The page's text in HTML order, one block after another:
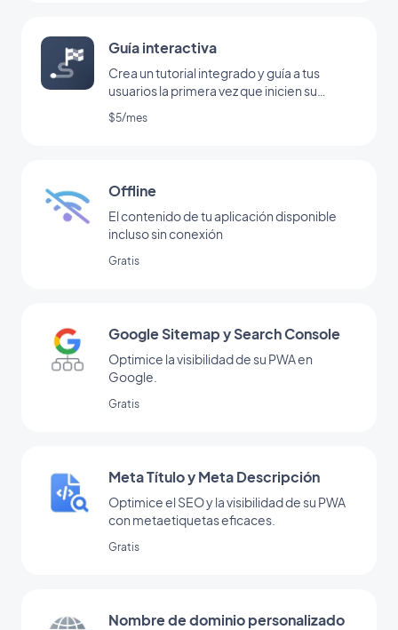
Guía interactiva
Crea un tutorial integrado y guía a tus
usuarios la primera vez que inicien su
aplicación
$5/mes
Offline
El contenido de tu aplicación disponible
incluso sin conexión
Gratis
Google Sitemap y Search Console
Optimice la visibilidad de su PWA en
Google.
Gratis
Meta Título y Meta Descripción
Optimice el SEO y la visibilidad de su PWA
con metaetiquetas eficaces.
Gratis
Nombre de dominio personalizado